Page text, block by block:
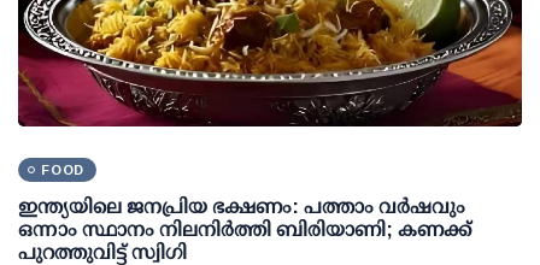
FOOD
ഇന്ത്യയിലെ ജനപ്രിയ ഭക്ഷണം: പത്താം വര്‍ഷവും
ഒന്നാം സ്ഥാനം നിലനിര്‍ത്തി ബിരിയാണി; കണക്ക്
പുറത്തുവിട്ട് സ്വിഗി